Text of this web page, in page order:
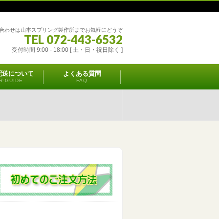
わせは山本スプリング製作所までお気軽にどうぞ
TEL 072-443-6532
受付時間 9:00 - 18:00 [ 土・日・祝日除く ]
について
GUIDE
よくある質問
FAQ